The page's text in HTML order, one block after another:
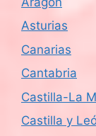
Asturias
Canarias
Cantabria
Castilla-La
Castilla y